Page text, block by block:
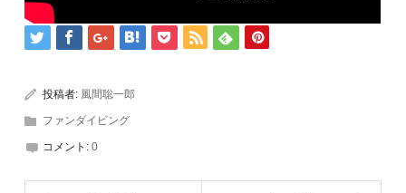
投稿者: 風間聡一郎
ファンダイビング
コメント:0